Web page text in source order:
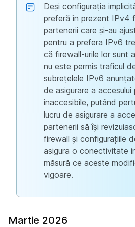
Deși configurația
preferă în prezent IPv4
partenerii care și-au
pentru a prefera IPv6
că firewall-urile lor sunt
nu este permis traficul
subrețelele IPv6
de asigurare a accesului
inaccesibile, putând
lucru de asigurare a
partenerii să își
firewall și configurațiile
asigura o conectivitate
măsură ce aceste
vigoare.
Martie 2026